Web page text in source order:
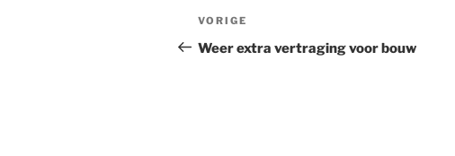
Bericht
navigatie
Vorig
bericht
VORIGE
Weer extra vertraging voor bouw